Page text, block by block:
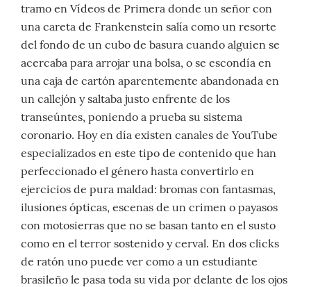
tramo en Vídeos de Primera donde un señor con
una careta de Frankenstein salía como un resorte
del fondo de un cubo de basura cuando alguien se
acercaba para arrojar una bolsa, o se escondía en
una caja de cartón aparentemente abandonada en
un callejón y saltaba justo enfrente de los
transeúntes, poniendo a prueba su sistema
coronario. Hoy en día existen canales de YouTube
especializados en este tipo de contenido que han
perfeccionado el género hasta convertirlo en
ejercicios de pura maldad: bromas con fantasmas,
ilusiones ópticas, escenas de un crimen o payasos
con motosierras que no se basan tanto en el susto
como en el terror sostenido y cerval. En dos clicks
de ratón uno puede ver como a un estudiante
brasileño le pasa toda su vida por delante de los ojos